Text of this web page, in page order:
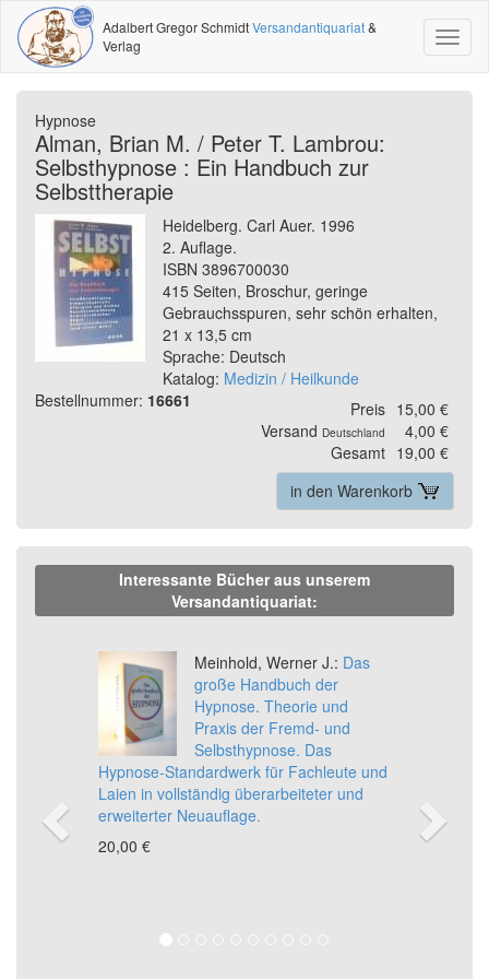
Adalbert Gregor SchmidtVersandantiquariat&
Verlag
Hypnose
Alman, Brian M. / Peter T. Lambrou:
Selbsthypnose : Ein Handbuch zur
Selbsttherapie
Heidelberg. Carl Auer. 1996
2. Auflage.
ISBN 3896700030
415 Seiten, Broschur, geringe
Gebrauchsspuren, sehr schön erhalten,
21 x 13,5 cm
Sprache: Deutsch
Katalog: Medizin / Heilkunde
Bestellnummer: 16661 Preis 15,00 €
Versand Deutschland
4,00 €
Gesamt 19,00 €
in den Warenkorb
Interessante Bücher aus unserem
Versandantiquariat:
Meinhold, Werner J.: Das
große Handbuch der
Hypnose. Theorie und
Praxis der Fremd- und
Selbsthypnose. Das
Hypnose-Standardwerk für Fachleute und
Laien in vollständig überarbeiteter und
erweiterter Neuauflage.
20,00 €
Previous